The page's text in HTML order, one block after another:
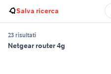
Salva ricerca
23 risultati
Netgear router 4g